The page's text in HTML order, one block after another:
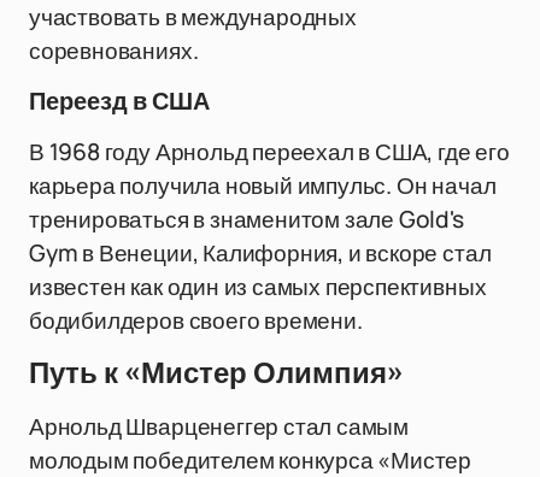
участвовать в международных
соревнованиях.
Переезд в США
В 1968 году Арнольд переехал в США, где его
карьера получила новый импульс. Он начал
тренироваться в знаменитом зале Gold's
Gym в Венеции, Калифорния, и вскоре стал
известен как один из самых перспективных
бодибилдеров своего времени.
Путь к «Мистер Олимпия»
Арнольд Шварценеггер стал самым
молодым победителем конкурса «Мистер